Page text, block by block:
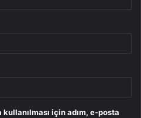
için adım, e-posta